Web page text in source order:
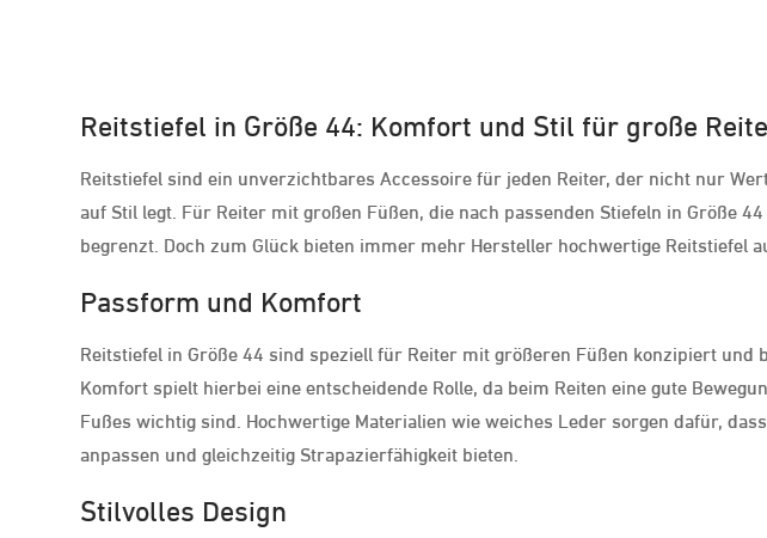
Reitstiefel in Größe 44: Komfort und Stil für große
Reitstiefel sind ein unverzichtbares Accessoire für jeden Reiter, der nicht nur
auf Stil legt. Für Reiter mit großen Füßen, die nach passenden Stiefeln in Größe
begrenzt. Doch zum Glück bieten immer mehr Hersteller hochwertige Reitstiefel
Passform und Komfort
Reitstiefel in Größe 44 sind speziell für Reiter mit größeren Füßen konzipiert und
Komfort spielt hierbei eine entscheidende Rolle, da beim Reiten eine gute
Fußes wichtig sind. Hochwertige Materialien wie weiches Leder sorgen dafür,
anpassen und gleichzeitig Strapazierfähigkeit bieten.
Stilvolles Design